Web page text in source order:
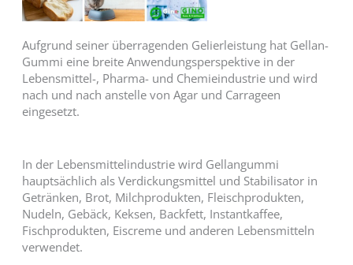
Aufgrund seiner überragenden Gelierleistung hat Gellan-
Gummi eine breite Anwendungsperspektive in der
Lebensmittel-, Pharma- und Chemieindustrie und wird
nach und nach anstelle von Agar und Carrageen
eingesetzt.
In der Lebensmittelindustrie wird Gellangummi
hauptsächlich als Verdickungsmittel und Stabilisator in
Getränken, Brot, Milchprodukten, Fleischprodukten,
Nudeln, Gebäck, Keksen, Backfett, Instantkaffee,
Fischprodukten, Eiscreme und anderen Lebensmitteln
verwendet.